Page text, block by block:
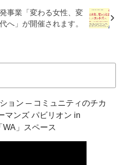
事業「変わる女性、変
」が開催されます。
ョン ─ コミュニティのチカ
マンズ パビリオン in
」スペース